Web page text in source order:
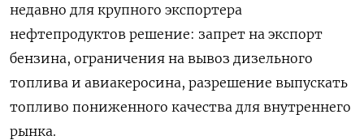
недавно для крупного экспортера
нефтепродуктов решение: запрет на экспорт
бензина, ограничения на вывоз дизельного
топлива и авиакеросина, разрешение выпускать
топливо пониженного качества для внутреннего
рынка.